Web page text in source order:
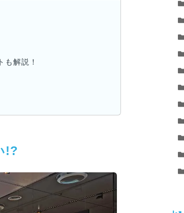
も解説！
!?